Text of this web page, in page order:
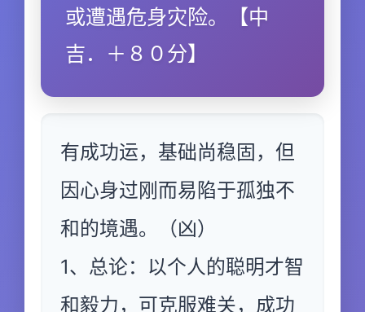
或遭遇危身灾险。【中
吉．＋８０分】
有成功运，基础尚稳固，但
因心身过刚而易陷于孤独不
和的境遇。（凶）
1、总论：以个人的聪明才智
和毅力，可克服难关，成功